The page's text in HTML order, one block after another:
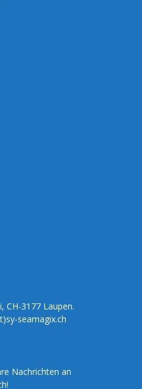
CH-3177 Laupen.
seamagix.ch
Nachrichten an